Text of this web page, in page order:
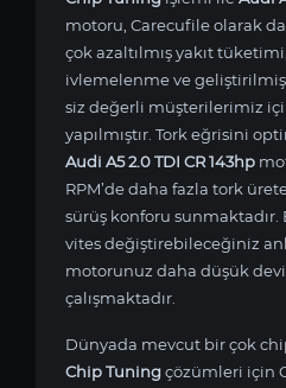
motoru, Carecufile olarak
çok azaltılmış yakıt
ivlemelenme ve
siz değerli müşterilerimiz
yapılmıştır. Tork eğrisini
Audi A5 2.0 TDI CR 143hp
RPM’de daha fazla tork
sürüş konforu sunmaktadır.
vites değiştirebileceğiniz
motorunuz daha düşük
çalışmaktadır.
Dünyada mevcut bir çok
Chip Tuningçözümleri için